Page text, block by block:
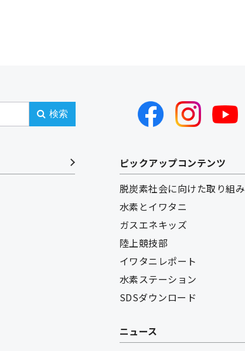
検索
ピックアップコンテンツ
脱炭素社会に向けた取り組み
水素とイワタニ
ガスエネキッズ
陸上競技部
イワタニレポート
水素ステーション
SDSダウンロード
ニュース